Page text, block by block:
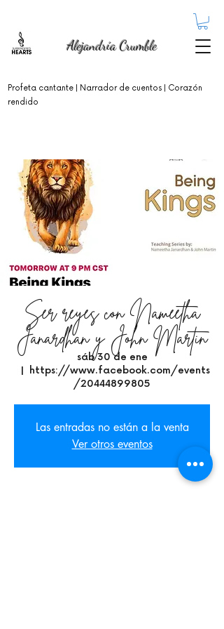
Alejandría Crumble
Profeta cantante
| Narrador de cuentos | Corazón
rendido
Ser reyes con Nameetha
Janardhan y John Martin
sáb 30 de ene
  |
https://www.facebook.com/events
/20444899805
Las entradas no están a la venta
Ver otros eventos